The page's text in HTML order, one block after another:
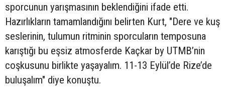
sporcunun yarışmasının beklendiğini ifade etti.
Hazırlıkların tamamlandığını belirten Kurt, "Dere ve kuş
seslerinin, tulumun ritminin sporcuların temposuna
karıştığı bu eşsiz atmosferde Kaçkar by UTMB’nin
coşkusunu birlikte yaşayalım. 11-13 Eylül’de Rize’de
buluşalım" diye konuştu.